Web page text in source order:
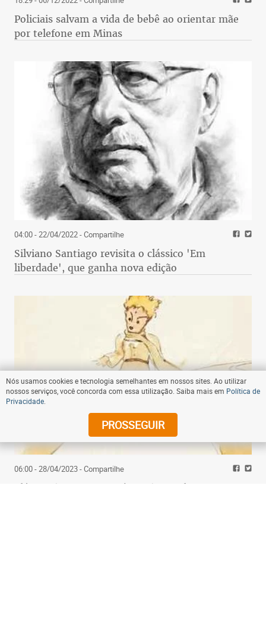
Policiais salvam a vida de bebê ao orientar mãe
por telefone em Minas
04:00 - 22/04/2022- Compartilhe
Silviano Santiago revisita o clássico 'Em
liberdade', que ganha nova edição
06:00 - 28/04/2023- Compartilhe
Clássico 'O pequeno príncipe' completa 80 anos
Nós usamos cookies e tecnologia semelhantes em nossos sites. Ao utilizar
nossos serviços, você concorda com essa utilização. Saiba mais em Política de
Privacidade
PROSSEGUIR